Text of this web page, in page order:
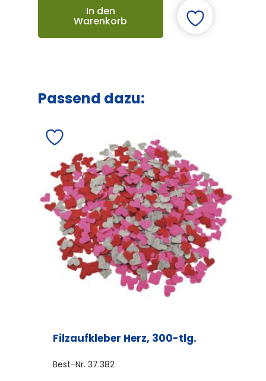
In den
Warenkorb
Passend dazu:
Filzaufkleber Herz, 300-tlg.
Best-Nr. 37.382